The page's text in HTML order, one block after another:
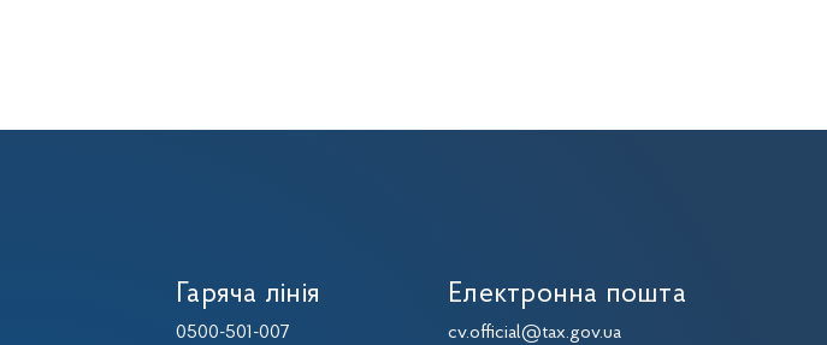
Гаряча лінія
0500-501-007
Електронна пошта
cv.official@tax.gov.ua